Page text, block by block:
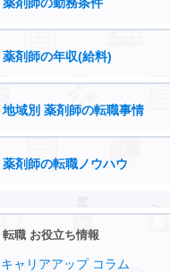
薬剤師の年収(給料)
地域別 薬剤師の転職事情
薬剤師の転職ノウハウ
転職 お役立ち情報
キャリアアップ コラム